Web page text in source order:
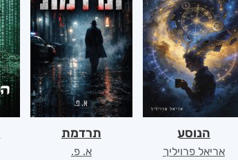
הנוסע
אריאל פרויליך
תרדמת
א. פ.